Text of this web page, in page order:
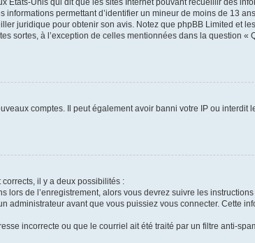
États-Unis qui dit que les sites Internet pouvant recueillir des
permettant d’identifier un mineur de moins de 13
juridique pour obtenir son avis. Notez que phpBB Limited et
sortes, à l’exception de celles mentionnées dans la question
comptes. Il peut également avoir banni votre IP ou interdit
corrects, il y a deux possibilités :
lors de l’enregistrement, alors vous devrez suivre les
avant que vous puissiez vous connecter. Cette
incorrecte ou que le courriel ait été traité par un filtre anti-